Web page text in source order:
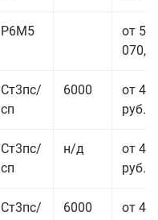
Р6М5
от
Ст3пс/
сп
6000
от 45
руб.
Ст3пс/
сп
н/д
от 46
руб.
Ст3пс/
6000
от 46